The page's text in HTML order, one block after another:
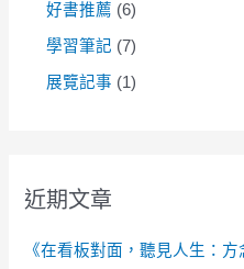
好書推薦 (6)
學習筆記 (7)
展覽記事 (1)
近期文章
《在看板對面，聽見人生：